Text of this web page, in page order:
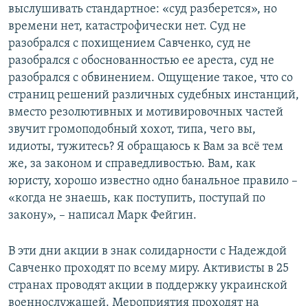
выслушивать стандартное: «суд разберется», но
времени нет, катастрофически нет. Суд не
разобрался с похищением Савченко, суд не
разобрался с обоснованностью ее ареста, суд не
разобрался с обвинением. Ощущение такое, что со
страниц решений различных судебных инстанций,
вместо резолютивных и мотивировочных частей
звучит громоподобный хохот, типа, чего вы,
идиоты, тужитесь? Я обращаюсь к Вам за всё тем
же, за законом и справедливостью. Вам, как
юристу, хорошо известно одно банальное правило –​
«когда не знаешь, как поступить, поступай по
закону», – написал Марк Фейгин.
В эти дни акции в знак солидарности с Надеждой
Савченко проходят по всему миру. Активисты в 25
странах проводят акции в поддержку украинской
военнослужащей. Мероприятия проходят на